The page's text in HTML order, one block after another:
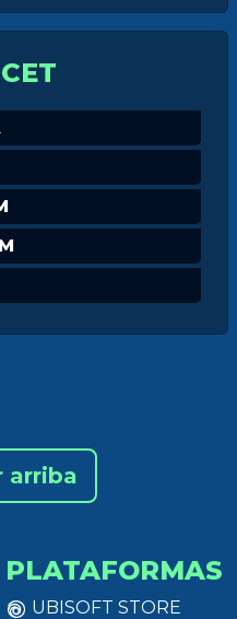
arriba
PLATAFORMAS
UBISOFT STORE